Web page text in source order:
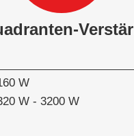
W
W - 3200 W